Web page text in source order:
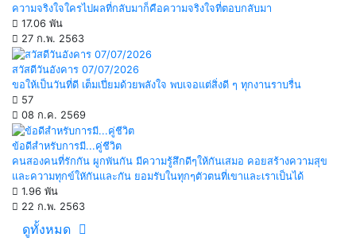
ความจริงใจใครไปผลที่กลับมาก็คือความจริงใจที่ตอบกลับมา
17.06 พัน
27 ก.พ. 2563
สวัสดีวันอังคาร 07/07/2026
ขอให้เป็นวันที่ดี เต็มเปี่ยมด้วยพลังใจ พบเจอแต่สิ่งดี ๆ ทุกงานราบรื่น
57
08 ก.ค. 2569
ข้อดีสำหรับการมี...คู่ชีวิต
คนสองคนที่รักกัน ผูกพันกัน มีความรู้สึกดีๆให้กันเสมอ คอยสร้างความสุข
และความทุกข์ใหักันและกัน ยอมรับในทุกๆตัวตนที่เขาและเราเป็นได้
1.96 พัน
22 ก.พ. 2563
ดูทั้งหมด